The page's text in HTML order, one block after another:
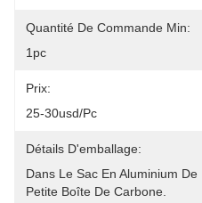
Quantité De Commande Min:
1pc
Prix:
25-30usd/pc
Détails D'emballage:
Dans Le Sac En Aluminium
Petite Boîte De Carbone.